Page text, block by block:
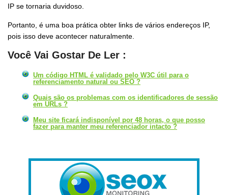
IP se tornaria duvidoso.
Portanto, é uma boa prática obter links de vários endereços IP,
pois isso deve acontecer naturalmente.
Você Vai Gostar De Ler :
Um código HTML é validado pelo W3C útil para o
referenciamento natural ou SEO ?
Quais são os problemas com os identificadores de sessão
em URLs ?
Meu site ficará indisponível por 48 horas, o que posso
fazer para manter meu referenciador intacto ?